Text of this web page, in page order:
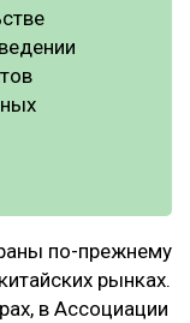
по-прежнему
рынках.
в Ассоциации